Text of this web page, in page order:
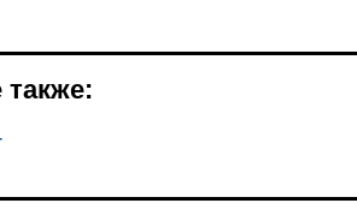
также: